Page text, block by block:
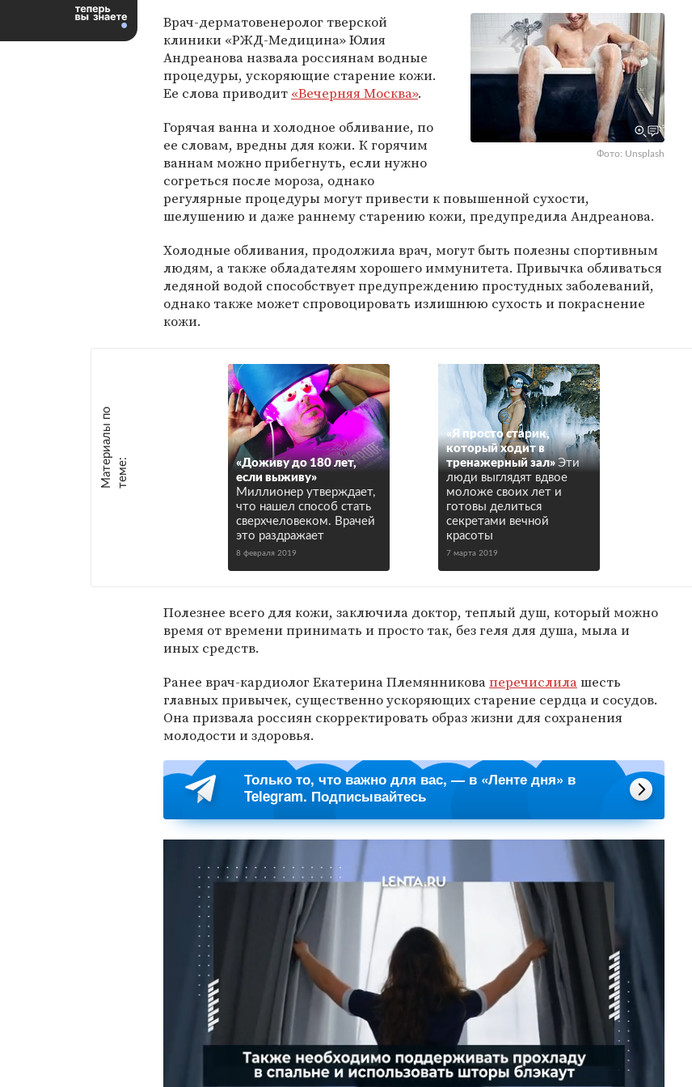
Фото: Unsplash
Врач-дерматовенеролог тверской
клиники «РЖД-Медицина» Юлия
Андреанова назвала россиянам водные
процедуры, ускоряющие старение кожи.
Ее слова приводит «Вечерняя Москва».
Горячая ванна и холодное обливание, по
ее словам, вредны для кожи. К горячим
ваннам можно прибегнуть, если нужно
согреться после мороза, однако
регулярные процедуры могут привести к повышенной сухости,
шелушению и даже раннему старению кожи, предупредила Андреанова.
Холодные обливания, продолжила врач, могут быть полезны спортивным
людям, а также обладателям хорошего иммунитета. Привычка обливаться
ледяной водой способствует предупреждению простудных заболеваний,
однако также может спровоцировать излишнюю сухость и покраснение
кожи.
М
а
т е
р
и
а
л
ы
п
о
т
е
м
е :
«Доживу до 180 лет,
если выживу»
Миллионер утверждает,
что нашел способ стать
сверхчеловеком. Врачей
это раздражает
8 февраля 2019
«Я просто старик,
который ходит в
тренажерный зал» Эти
люди выглядят вдвое
моложе своих лет и
готовы делиться
секретами вечной
красоты
7 марта 2019
Полезнее всего для кожи, заключила доктор, теплый душ, который можно
время от времени принимать и просто так, без геля для душа, мыла и
иных средств.
Ранее врач-кардиолог Екатерина Племянниковаперечислилашесть
главных привычек, существенно ускоряющих старение сердца и сосудов.
Она призвала россиян скорректировать образ жизни для сохранения
молодости и здоровья.
Только то, что важно для вас, — в «Ленте дня» в
Telegram. Подписывайтесь